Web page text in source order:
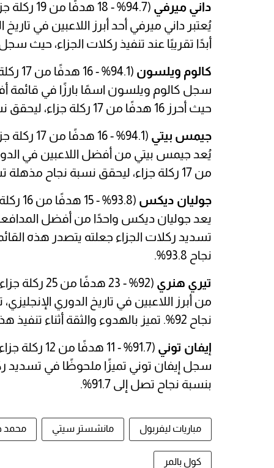
داني ميرفي (94.7% - 18 هدفًا من 19 ركلة جزاء)
يُعتبر داني ميرفي أحد أبرز اللاعبين في
أبدًا تقريبًا عند تنفيذ ركلات الجزاء، حيث سجل 18 هدفًا من 19 ركلة جزاء بنسبة نجاح
كالوم ويلسون (94.1% - 16 هدفًا من 17 ركلة جزاء)
سجل كالوم ويلسون اسمًا بارزًا في قائمة
حيث أحرز 16 هدفًا من 17 ركلة جزاء، ليحقق نسبة نجاح 94.1%.
جيمس بيتي (94.1% - 16 هدفًا من 17 ركلة جزاء)
من 17 ركلة جزاء، ليحقق نسبة نجاح مذهلة تساوي 94.1%.
جوليان ديكس (93.8% - 15 هدفًا من 16 ركلة جزاء)
يعد جوليان ديكس واحدًا من أفضل
نجاح 93.8%.
تيري هنري (92% - 23 هدفًا من 25 ركلة جزاء)
نجاح 92%. تميز بالهدوء والثقة أثناء تنفيذ هذه الركلات.
إيفان توني (91.7% - 11 هدفًا من 12 ركلة جزاء)
بنسبة نجاح تصل إلى 91.7%.
مباريات ليفربول مانشستر سيتي محمد
كول بالمر